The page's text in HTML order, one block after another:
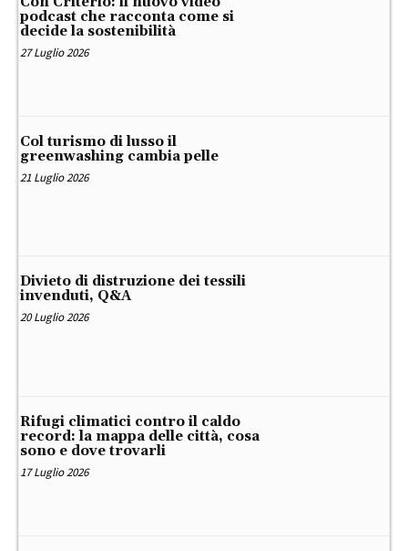
podcast che racconta come si
decide la sostenibilità
27 Luglio 2026
Col turismo di lusso il
greenwashing cambia pelle
21 Luglio 2026
Divieto di distruzione dei tessili
invenduti, Q&A
20 Luglio 2026
Rifugi climatici contro il caldo
record: la mappa delle città, cosa
sono e dove trovarli
17 Luglio 2026